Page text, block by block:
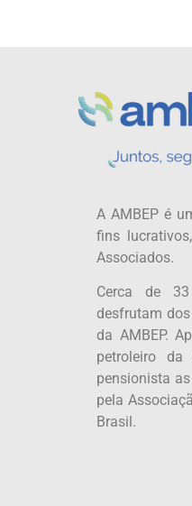
A AMBEP é
fins
Associados.
Cerca de
desfrutam
da AMBEP.
petroleiro da
pensionista
pela
Brasil.